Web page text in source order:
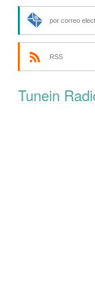
por correo
RSS
Tunein